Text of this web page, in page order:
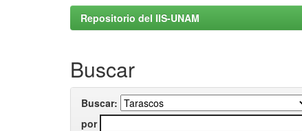
Repositorio del IIS-UNAM
Buscar
Buscar:
por